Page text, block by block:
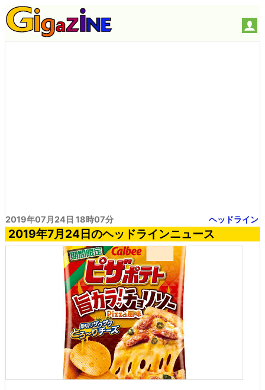
2019年07月24日 18時07分 ヘッドライン
2019年7月24日のヘッドラインニュース